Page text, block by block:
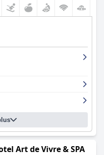
Art de Vivre & SPA